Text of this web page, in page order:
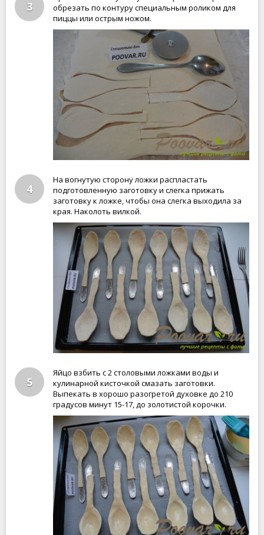
3
обрезать по контуру специальным роликом для
пиццы или острым ножом.
4
На вогнутую сторону ложки распластать
подготовленную заготовку и слегка прижать
заготовку к ложке, чтобы она слегка выходила за
края. Наколоть вилкой.
5
Яйцо взбить с 2 столовыми ложками воды и
кулинарной кисточкой смазать заготовки.
Выпекать в хорошо разогретой духовке до 210
градусов минут 15-17, до золотистой корочки.